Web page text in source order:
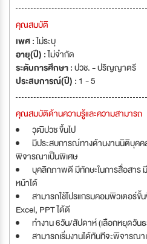
คุณสมบัติ
เพศ :ไม่ระบุ
อายุ(ปี) :ไม่จำกัด
ระดับการศึกษา :ปวช. - ปริญญาตรี
ประสบการณ์(ปี) : 1 - 5
คุณสมบัติด้านความรู้และความสามารถ
วุฒิปวช ขึ้นไป
มีประสบการณ์ทางด้านงานนิติบุค
พิจารณาเป็นพิเศษ
บุคลิกภาพดี มีทักษะในการสื่อสาร
หน้าได้
สามารถใช้โปรแกรมคอมพิวเตอร์
Excel, PPT ได้ดี
ทำงาน 6วัน/สัปดาห์ (เลือกหยุดวัน
สามารถเริ่มงานได้ทันทีจะพิจารณา